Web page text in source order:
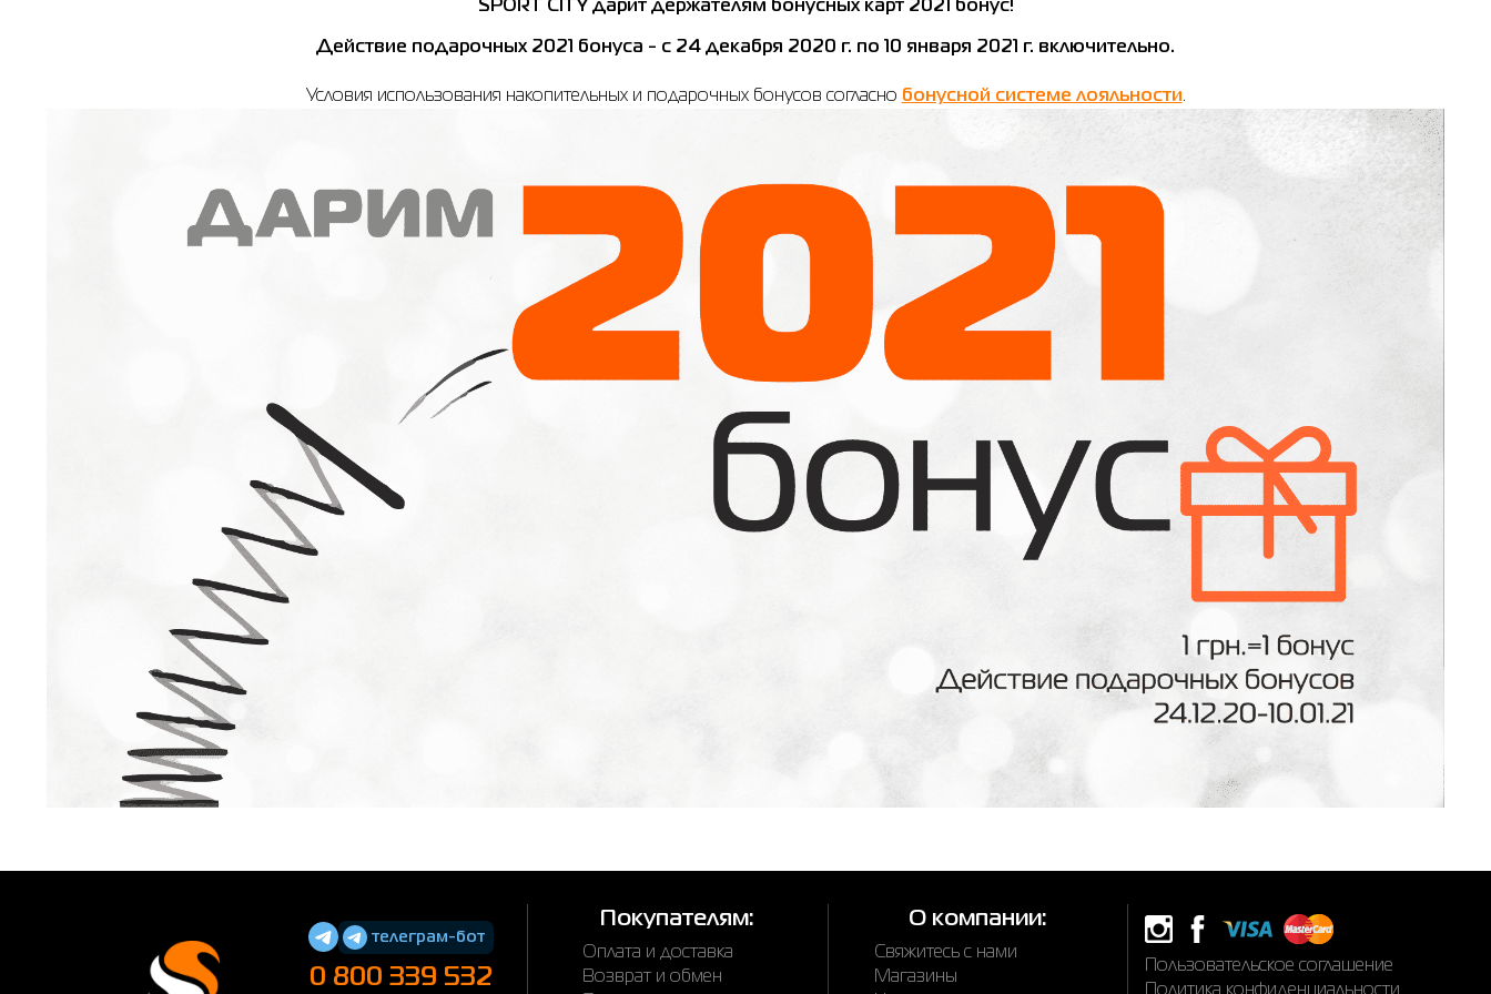
SPORT CITY дарит держателям бонусных карт 2021 бонус!
Действие подарочных 2021 бонуса - с 24 декабря 2020 г. по 10 января 2021 г. включительно.
Условия использования накопительных и подарочных бонусов согласно бонусной системе лояльности.
телеграм-бот
0 800 339 532
Покупателям:
Оплата и доставка
Возврат и обмен
О компании:
Свяжитесь с нами
Магазины
Пользовательское соглашение
Политика конфиденциальности